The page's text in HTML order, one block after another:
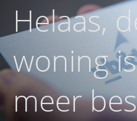
Helaas,
woning
meer